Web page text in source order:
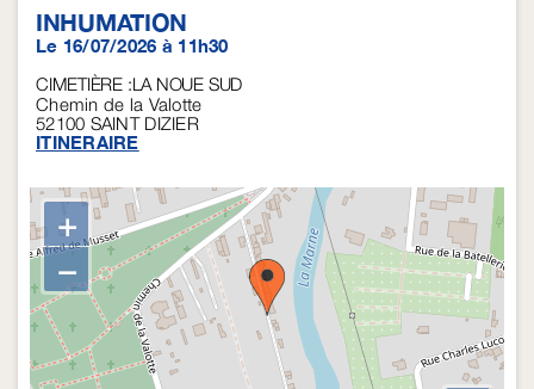
INHUMATION
Le 16/07/2026 à 11h30
CIMETIÈRE :LA NOUE SUD
Chemin de la Valotte
52100 SAINT DIZIER
ITINERAIRE
+
−